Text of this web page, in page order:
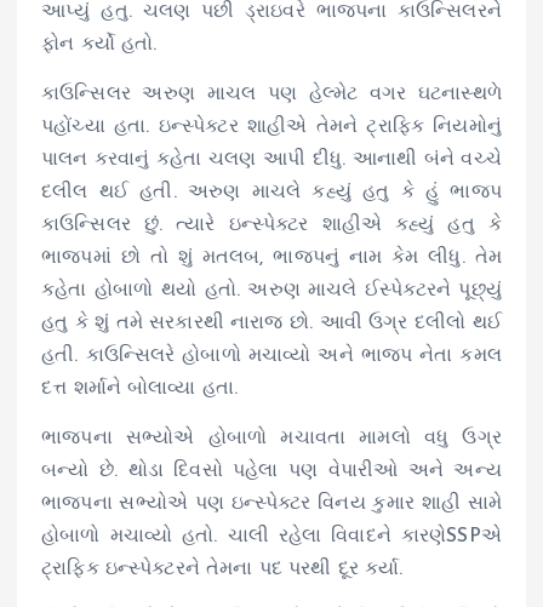
આપ્યું હતુ. ચલણ પછી ડ્રાઇવરે ભાજપના કાઉન્સિલરને
ફોન કર્યો હતો.
કાઉન્સિલર અરુણ માચલ પણ હેલ્મેટ વગર ઘટનાસ્થળે
પહોંચ્યા હતા. ઇન્સ્પેક્ટર શાહીએ તેમને ટ્રાફિક નિયમોનું
પાલન કરવાનું કહેતા ચલણ આપી દીધુ. આનાથી બંને વચ્ચે
દલીલ થઈ હતી. અરુણ માચલે કહ્યું હતુ કે હું ભાજપ
કાઉન્સિલર છું. ત્યારે ઇન્સ્પેક્ટર શાહીએ કહ્યું હતુ કે
ભાજપમાં છો તો શું મતલબ, ભાજપનું નામ કેમ લીધુ. તેમ
કહેતા હોબાળો થયો હતો. અરુણ માચલે ઈસ્પેક્ટરને પૂછ્યું
હતુ કે શું તમે સરકારથી નારાજ છો. આવી ઉગ્ર દલીલો થઈ
હતી. કાઉન્સિલરે હોબાળો મચાવ્યો અને ભાજપ નેતા કમલ
દત્ત શર્માને બોલાવ્યા હતા.
ભાજપના સભ્યોએ હોબાળો મચાવતા મામલો વધુ ઉગ્ર
બન્યો છે. થોડા દિવસો પહેલા પણ વેપારીઓ અને અન્ય
ભાજપના સભ્યોએ પણ ઇન્સ્પેક્ટર વિનય કુમાર શાહી સામે
હોબાળો મચાવ્યો હતો. ચાલી રહેલા વિવાદને કારણેSSPએ
ટ્રાફિક ઇન્સ્પેક્ટરને તેમના પદ પરથી દૂર કર્યા.